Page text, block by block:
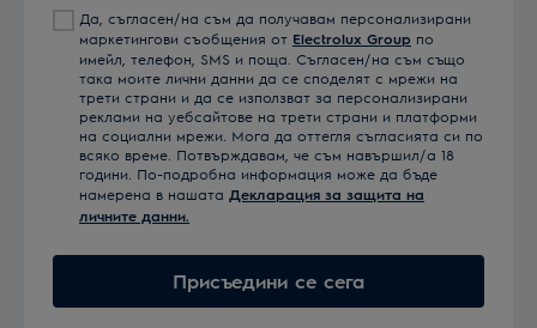
Да, съгласен/на съм да получавам персонализирани
маркетингови съобщения от Electrolux Group по
имейл, телефон, SMS и поща. Съгласен/на съм също
така моите лични данни да се споделят с мрежи на
трети страни и да се използват за персонализирани
реклами на уебсайтове на трети страни и платформи
на социални мрежи. Мога да оттегля съгласията си по
всяко време. Потвърждавам, че съм навършил/а 18
години. По-подробна информация може да бъде
намерена в нашата Декларация за защита на
личните данни.
Присъедини се сега